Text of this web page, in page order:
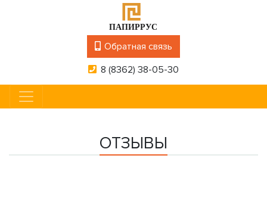
Обратная связь
8 (8362) 38-05-30
ОТЗЫВЫ